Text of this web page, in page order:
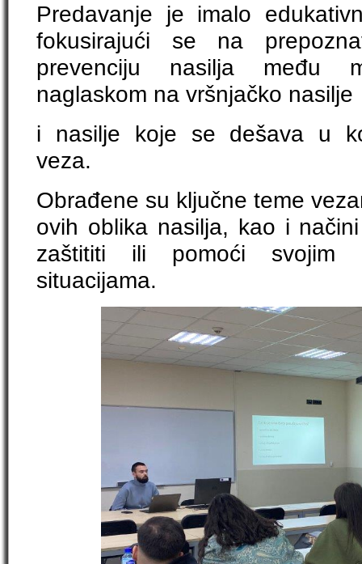
Predavanje je imalo
fokusirajući se na
prevenciju nasilja među
naglaskom na vršnjačko nasilje
i nasilje koje se dešava u
veza.
Obrađene su ključne teme
ovih oblika nasilja, kao i
zaštititi ili pomoći svojim
situacijama.